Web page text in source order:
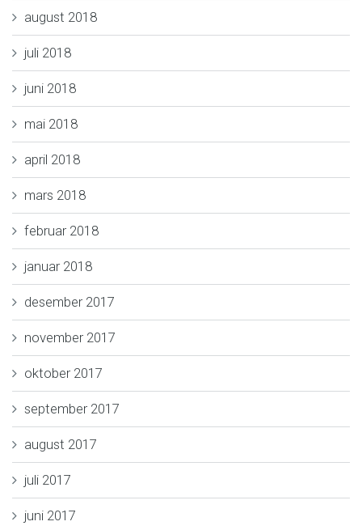
august 2018
juli 2018
juni 2018
mai 2018
april 2018
mars 2018
februar 2018
januar 2018
desember 2017
november 2017
oktober 2017
september 2017
august 2017
juli 2017
juni 2017